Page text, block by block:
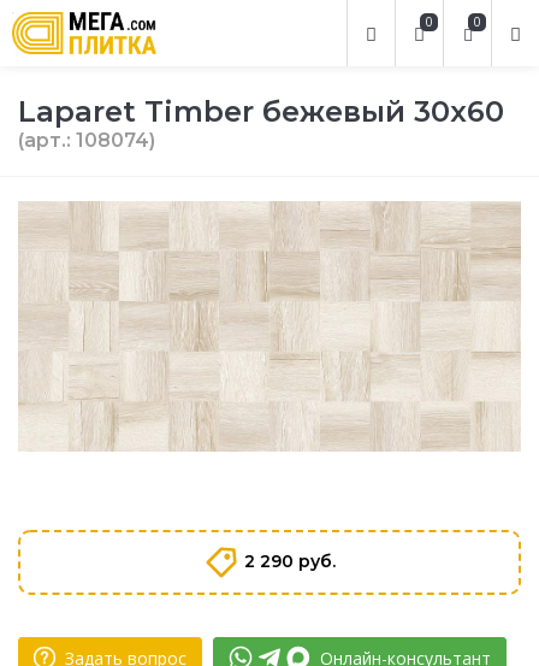
0
0
Laparet Timber бежевый 30х60
(арт.: 108074)
2 290 руб.
Задать вопрос Онлайн-консультант